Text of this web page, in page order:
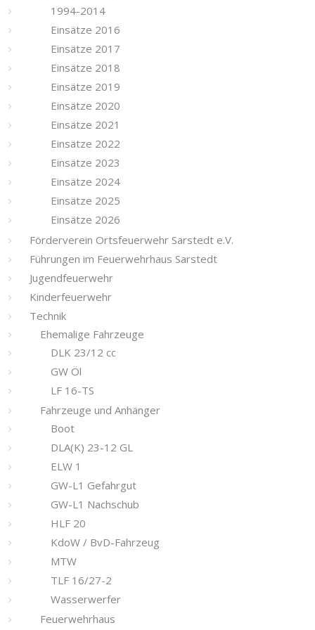
1994-2014
Einsätze 2016
Einsätze 2017
Einsätze 2018
Einsätze 2019
Einsätze 2020
Einsätze 2021
Einsätze 2022
Einsätze 2023
Einsätze 2024
Einsätze 2025
Einsätze 2026
Förderverein Ortsfeuerwehr Sarstedt e.V.
Führungen im Feuerwehrhaus Sarstedt
Jugendfeuerwehr
Kinderfeuerwehr
Technik
Ehemalige Fahrzeuge
DLK 23/12 cc
GW Öl
LF 16-TS
Fahrzeuge und Anhänger
Boot
DLA(K) 23-12 GL
ELW 1
GW-L1 Gefahrgut
GW-L1 Nachschub
HLF 20
KdoW / BvD-Fahrzeug
MTW
TLF 16/27-2
Wasserwerfer
Feuerwehrhaus